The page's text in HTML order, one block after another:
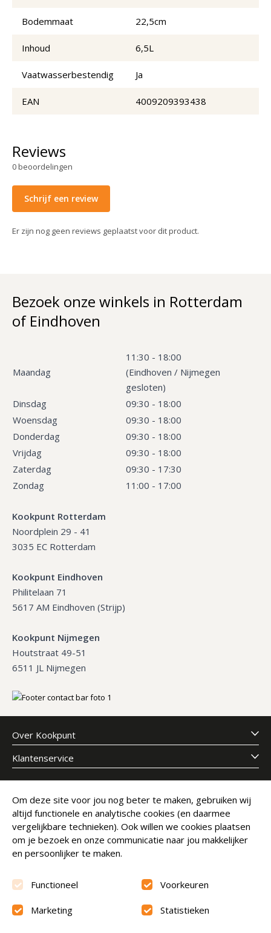
Bodemmaat 22,5cm
Inhoud 6,5L
Vaatwasserbestendig Ja
EAN 4009209393438
Reviews
0beoordelingen
Schrijf een review
Er zijn nog geen reviews geplaatst voor dit product.
Bezoek onze winkels in Rotterdam
of Eindhoven
Maandag
11:30 - 18:00
(Eindhoven / Nijmegen
gesloten)
Dinsdag
09:30 - 18:00
Woensdag
09:30 - 18:00
Donderdag
09:30 - 18:00
Vrijdag
09:30 - 18:00
Zaterdag
09:30 - 17:30
Zondag
11:00 - 17:00
Kookpunt Rotterdam
Noordplein 29 - 41
3035 EC Rotterdam
Kookpunt Eindhoven
Philitelaan 71
5617 AM Eindhoven (Strijp)
Kookpunt Nijmegen
Houtstraat 49-51
6511 JL Nijmegen
Over Kookpunt
Klantenservice
Meld je aan voor onze nieuwsbrief
E-mailadres
Abonneer
Beoordeling9.6
Om deze site voor jou nog beter te maken, gebruiken wij
altijd functionele en analytische cookies (en daarmee
vergelijkbare technieken). Ook willen we cookies plaatsen
om je bezoek en onze communicatie naar jou makkelijker
en persoonlijker te maken.
Functioneel Voorkeuren
Marketing Statistieken